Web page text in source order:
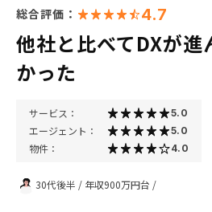
総合評価： 4.7
他社と比べてDXが進
かった
サービス： 5.0
エージェント： 5.0
物件： 4.0
30代後半 / 年収900万円台 /